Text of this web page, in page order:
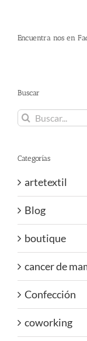
Encuentra nos en
Buscar
Buscar:
Categorías
artetextil
Blog
boutique
cancer de
Confección
coworking